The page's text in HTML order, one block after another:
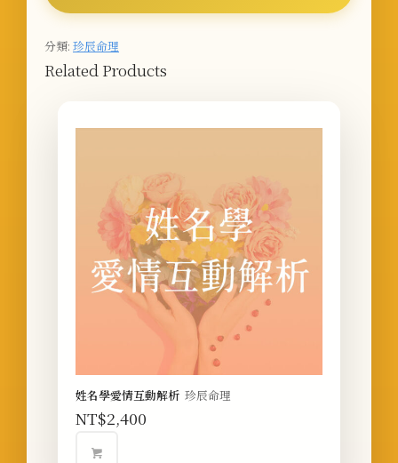
分類: 珍辰命理
Related Products
姓名學愛情互動解析 珍辰命理
NT$2,400